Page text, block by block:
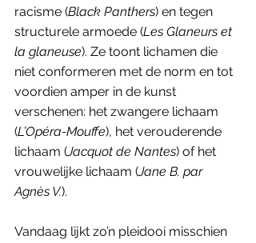
racisme (Black Panthers) en tegen
structurele armoede (Les Glaneurs et
la glaneuse). Ze toont lichamen die
niet conformeren met de norm en tot
voordien amper in de kunst
verschenen: het zwangere lichaam
(L’Opéra-Mouffe), het verouderende
lichaam (Jacquot de Nantes) of het
vrouwelijke lichaam (Jane B. par
Agnès V.).
Vandaag lijkt zo’n pleidooi misschien